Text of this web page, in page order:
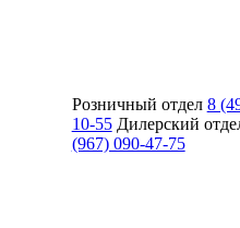
Розничный отдел 8
10-55 Дилерский
(967) 090-47-75